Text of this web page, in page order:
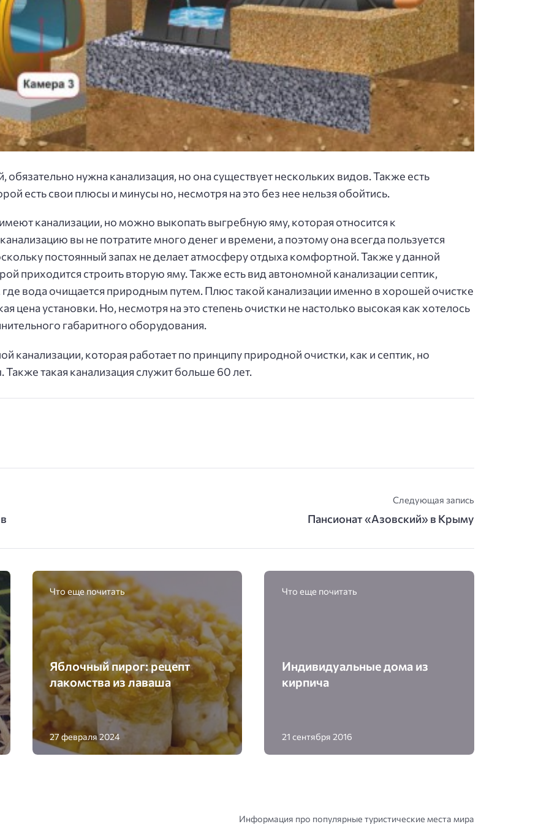
нужна канализация, но она существует нескольких видов. Также есть
есть свои плюсы и минусы но, несмотря на это без нее нельзя обойтись.
канализации, но можно выкопать выгребную яму, которая относится к
вы не потратите много денег и времени, а поэтому она всегда пользуется
постоянный запах не делает атмосферу отдыха комфортной. Также у данной
приходится строить вторую яму. Также есть вид автономной канализации септик,
вода очищается природным путем. Плюс такой канализации именно в хорошей очистке
цена установки. Но, несмотря на это степень очистки не настолько высокая как хотелось
габаритного оборудования.
канализации, которая работает по принципу природной очистки, как и септик, но
такая канализация служит больше 60 лет.
Следующая запись
Пансионат «Азовский» в Крыму
Что еще почитать
Яблочный пирог: рецепт
лакомства из лаваша
27 февраля 2024
Что еще почитать
Индивидуальные дома из
кирпича
21 сентября 2016
Информация про популярные туристические места мира